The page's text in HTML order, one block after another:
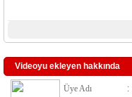
Videoyu ekleyen hakkında
Üye Adı :